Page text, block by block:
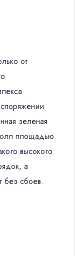
от
зеленая
площадью
высокого
а
без сбоев.